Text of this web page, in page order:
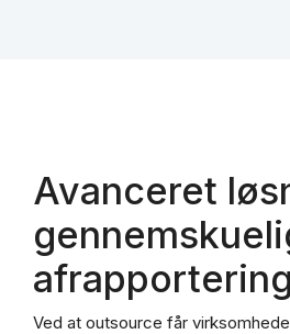
Avanceret
afrapportering
Ved at outsource får